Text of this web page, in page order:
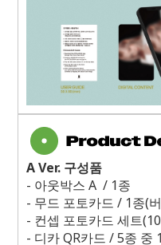
A Ver. 구성품
- 아웃박스 A / 1종
- 무드 포토카드 / 1종(
- 컨셉 포토카드 세트
- 디카QR카드 / 5종 중 1